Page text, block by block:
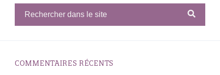
COMMENTAIRES RÉCENTS